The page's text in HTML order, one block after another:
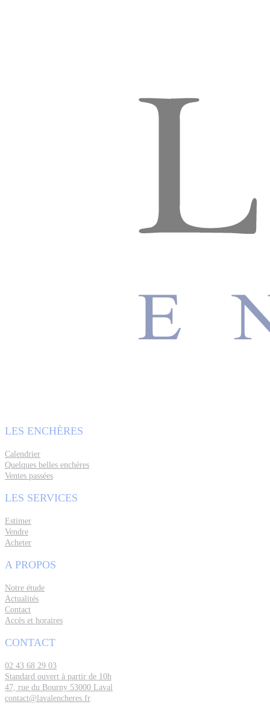
LES ENCHÈRES
Calendrier
Quelques belles enchères
Ventes passées
LES SERVICES
Estimer
Vendre
Acheter
A PROPOS
Notre étude
Actualités
Contact
Accès et horaires
CONTACT
02 43 68 29 03
Standard ouvert à partir de 10h
47, rue du Bourny 53000 Laval
contact@lavalencheres.fr